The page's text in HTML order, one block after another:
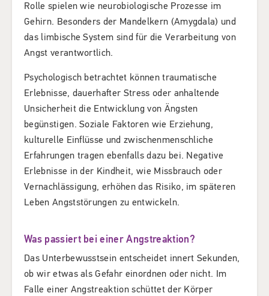
Rolle spielen wie neurobiologische Prozesse im
Gehirn. Besonders der Mandelkern (Amygdala) und
das limbische System sind für die Verarbeitung von
Angst verantwortlich.
Psychologisch betrachtet können traumatische
Erlebnisse, dauerhafter Stress oder anhaltende
Unsicherheit die Entwicklung von Ängsten
begünstigen. Soziale Faktoren wie Erziehung,
kulturelle Einflüsse und zwischenmenschliche
Erfahrungen tragen ebenfalls dazu bei. Negative
Erlebnisse in der Kindheit, wie Missbrauch oder
Vernachlässigung, erhöhen das Risiko, im späteren
Leben Angststörungen zu entwickeln.
Was passiert bei einer Angstreaktion?
Das Unterbewusstsein entscheidet innert Sekunden,
ob wir etwas als Gefahr einordnen oder nicht. Im
Falle einer Angstreaktion schüttet der Körper